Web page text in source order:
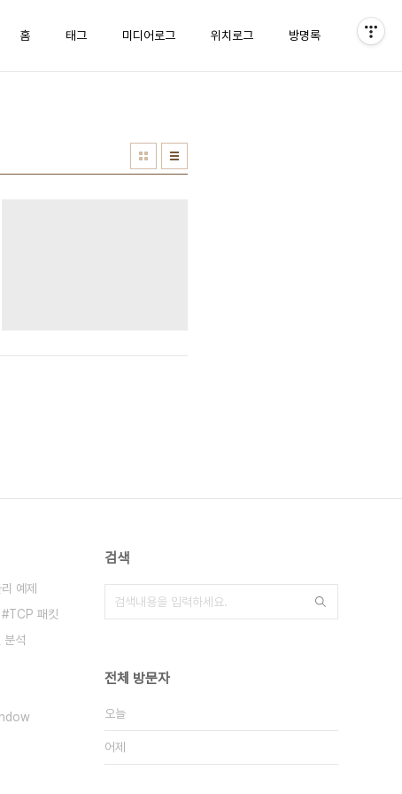
홈 태그 미디어로그 위치로그 방명록
예제
TCP 패킷
분석
검색
전체 방문자
오늘
어제